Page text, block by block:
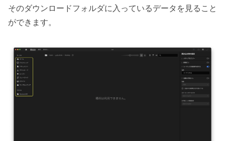
そのダウンロードフォルダに入っているデータを見ること
ができます。